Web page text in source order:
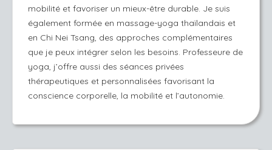
mobilité et favoriser un mieux-être durable. Je suis
également formée en massage-yoga thaïlandais et
en Chi Nei Tsang, des approches complémentaires
que je peux intégrer selon les besoins. Professeure de
yoga, j’offre aussi des séances privées
thérapeutiques et personnalisées favorisant la
conscience corporelle, la mobilité et l’autonomie.